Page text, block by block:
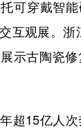
可穿戴智
互观展。浙
示古陶瓷
15亿人次